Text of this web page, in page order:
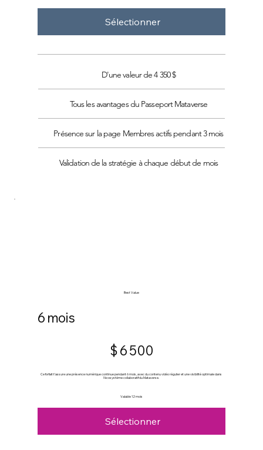
Sélectionner
D'une valeur de 4 350 $
Tous les avantages du Passeport Mataverse
Présence sur la page Membres actifs pendant 3 mois
Validation de la stratégie à chaque début de mois
Best Value
6 mois
$6 500
Ce forfait t’assure une présence numérique continue pendant 6 mois, avec du contenu vidéo régulier et une visibilité optimale dans
l’écosystème collaboratif du Mataverse.
Valable 12 mois
Sélectionner